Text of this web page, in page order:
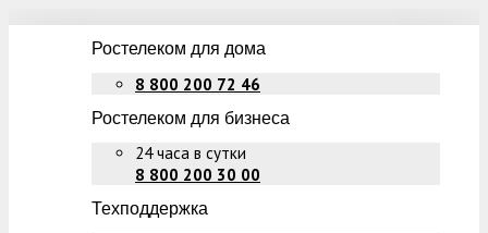
Ростелеком для дома
8 800 200 72 46
Ростелеком для бизнеса
24 часа в сутки
8 800 200 30 00
Техподдержка